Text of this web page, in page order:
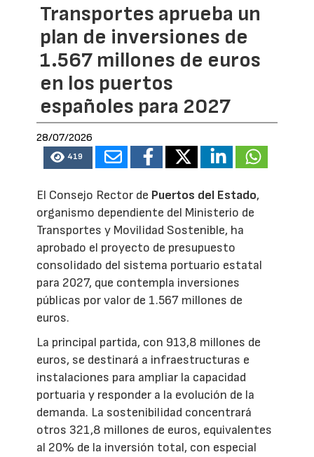
Transportes aprueba un
plan de inversiones de
1.567 millones de euros
en los puertos
españoles para 2027
28/07/2026
419
El Consejo Rector de Puertos del Estado,
organismo dependiente del Ministerio de
Transportes y Movilidad Sostenible, ha
aprobado el proyecto de presupuesto
consolidado del sistema portuario estatal
para 2027, que contempla inversiones
públicas por valor de 1.567 millones de
euros.
La principal partida, con 913,8 millones de
euros, se destinará a infraestructuras e
instalaciones para ampliar la capacidad
portuaria y responder a la evolución de la
demanda. La sostenibilidad concentrará
otros 321,8 millones de euros, equivalentes
al 20% de la inversión total, con especial